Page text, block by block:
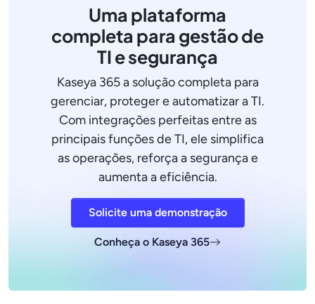
Uma plataforma
completa para gestão de
TI e segurança
Kaseya 365 a solução completa para
gerenciar, proteger e automatizar a TI.
Com integrações perfeitas entre as
principais funções de TI, ele simplifica
as operações, reforça a segurança e
aumenta a eficiência.
Solicite uma demonstração
Conheça o Kaseya 365